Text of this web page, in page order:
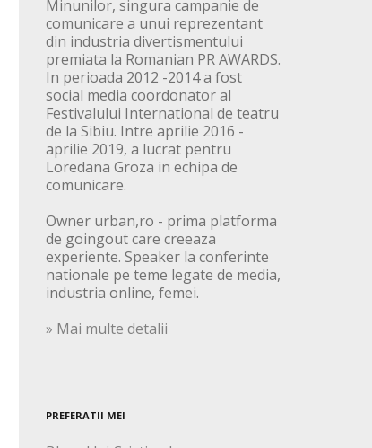
Minunilor, singura campanie de
comunicare a unui reprezentant
din industria divertismentului
premiata la Romanian PR AWARDS.
In perioada 2012 -2014 a fost
social media coordonator al
Festivalului International de teatru
de la Sibiu. Intre aprilie 2016 -
aprilie 2019, a lucrat pentru
Loredana Groza in echipa de
comunicare.
Owner urban,ro - prima platforma
de goingout care creeaza
experiente. Speaker la conferinte
nationale pe teme legate de media,
industria online, femei.
» Mai multe detalii
PREFERATII MEI